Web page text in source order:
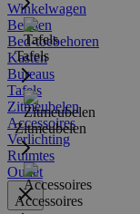
Winkelwagen
Tafels
Zitmeubelen
Accessoires
Bedden
Bed-toebehoren
Kasten
Bureaus
Tafels
Zitmeubelen
Accessoires
Verlichting
Ruimtes
Outlet